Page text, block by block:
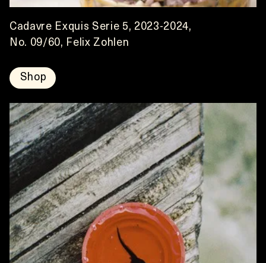
Cadavre Exquis Serie 5, 2023-2024,
No. 09/60, Felix Zohlen
Shop